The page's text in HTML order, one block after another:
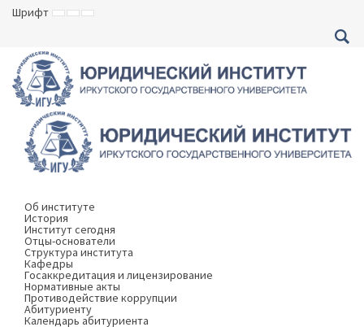
Шрифт ВКЛЮЧИТЬ
ВКЛЮЧИТЬ
ВКЛЮЧИТЬ
Об институте
История
Институт сегодня
Отцы-основатели
Структура института
Кафедры
Госаккредитация и лицензирование
Нормативные акты
Противодействие коррупции
Абитуриенту
Календарь абитуриента